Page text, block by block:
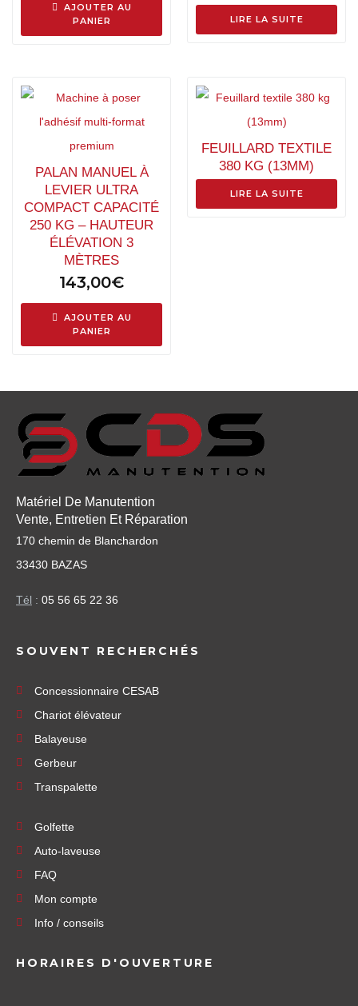
AJOUTER AU
PANIER
LIRE LA SUITE
PALAN MANUEL À
LEVIER ULTRA
COMPACT CAPACITÉ
250 KG – HAUTEUR
ÉLÉVATION 3
MÈTRES
143,00€
AJOUTER AU
PANIER
FEUILLARD TEXTILE
380 KG (13MM)
LIRE LA SUITE
Matériel De Manutention
Vente, Entretien Et Réparation
170 chemin de Blanchardon
33430 BAZAS
Tél : 05 56 65 22 36
SOUVENT RECHERCHÉS
Concessionnaire CESAB
Chariot élévateur
Balayeuse
Gerbeur
Transpalette
Golfette
Auto-laveuse
FAQ
Mon compte
Info / conseils
HORAIRES D'OUVERTURE